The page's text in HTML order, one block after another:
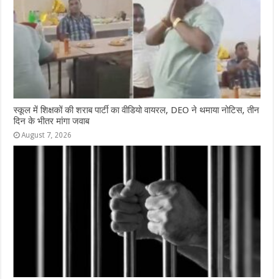
स्कूल में शिक्षकों की शराब पार्टी का वीडियो वायरल, DEO ने थमाया नोटिस, तीन
दिन के भीतर मांगा जवाब
August 7, 2026